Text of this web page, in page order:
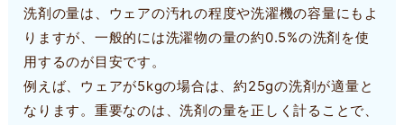
洗剤の量は、ウェアの汚れの程度や洗濯機の容量にもよ
りますが、一般的には洗濯物の量の約0.5%の洗剤を使
用するのが目安です。
例えば、ウェアが5kgの場合は、約25gの洗剤が適量と
なります。重要なのは、洗剤の量を正しく計ることで、